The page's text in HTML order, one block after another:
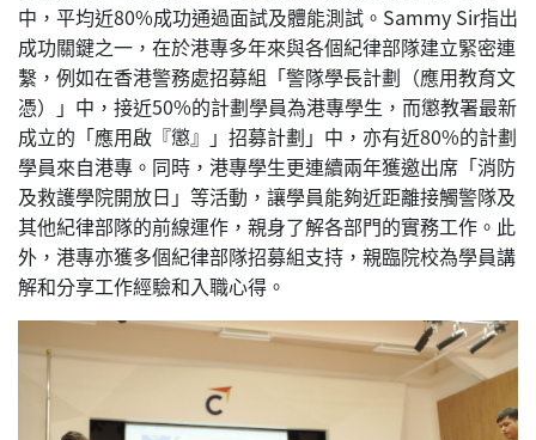
中，平均近80%成功通過面試及體能測試。Sammy Sir指出
成功關鍵之一，在於港專多年來與各個紀律部隊建立緊密連
繫，例如在香港警務處招募組「警隊學長計劃（應用教育文
憑）」中，接近50%的計劃學員為港專學生，而懲教署最新
成立的「應用啟『懲』」招募計劃」中，亦有近80%的計劃
學員來自港專。同時，港專學生更連續兩年獲邀出席「消防
及救護學院開放日」等活動，讓學員能夠近距離接觸警隊及
其他紀律部隊的前線運作，親身了解各部門的實務工作。此
外，港專亦獲多個紀律部隊招募組支持，親臨院校為學員講
解和分享工作經驗和入職心得。